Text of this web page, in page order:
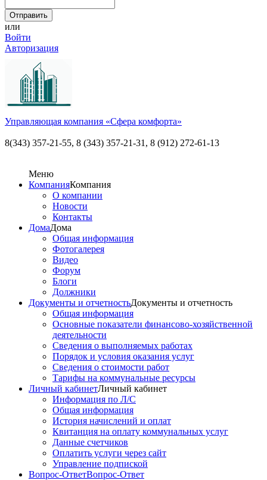
или
Войти
Авторизация
Управляющая компания «Сфера комфорта»
8(343) 357-21-55, 8 (343) 357-21-31, 8 (912) 272-61-13
Меню
КомпанияКомпания
О компании
Новости
Контакты
ДомаДома
Общая информация
Фотогалерея
Видео
Форум
Блоги
Должники
Документы и отчетностьДокументы и отчетность
Общая информация
Основные показатели финансово-хозяйственной
деятельности
Сведения о выполняемых работах
Порядок и условия оказания услуг
Сведения о стоимости работ
Тарифы на коммунальные ресурсы
Личный кабинетЛичный кабинет
Информация по Л/С
Общая информация
История начислений и оплат
Квитанция на оплату коммунальных услуг
Данные счетчиков
Оплатить услуги через сайт
Управление подпиской
Вопрос-ОтветВопрос-Ответ